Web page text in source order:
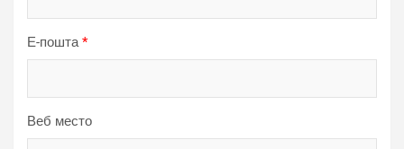
Е-пошта*
Веб место